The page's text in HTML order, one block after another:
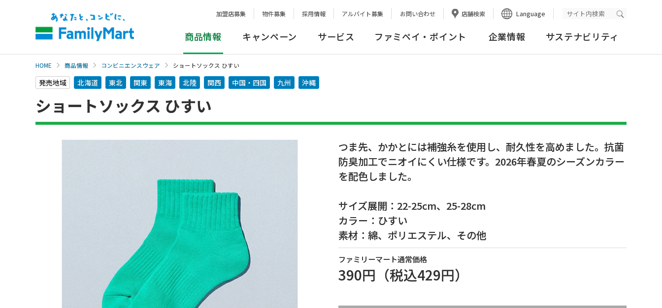
加盟店募集 物件募集 採用情報 アルバイト募集 お問い合わせ 店舗検索 Language 検索実行
商品情報 キャンペーン サービス ファミペイ・ポイント 企業情報 サステナビリティ
HOME 商品情報 コンビニエンスウェア ショートソックス ひすい
発売地域 北海道 東北 関東 東海 北陸 関西 中国・四国 九州 沖縄
ショートソックス ひすい
つま先、かかとには補強糸を使用し、耐久性を高めました。抗菌
防臭加工でニオイにくい仕様です。2026年春夏のシーズンカラー
を配色しました。
サイズ展開：22-25cm、25-28cm
カラー：ひすい
素材：綿、ポリエステル、その他
ファミリーマート通常価格
390円 （税込429円）